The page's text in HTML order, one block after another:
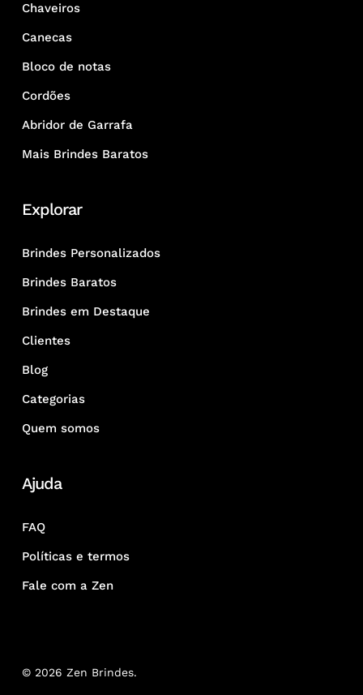
Chaveiros
Canecas
Bloco de notas
Cordões
Abridor de Garrafa
Mais Brindes Baratos
Explorar
Brindes Personalizados
Brindes Baratos
Brindes em Destaque
Clientes
Blog
Categorias
Quem somos
Ajuda
FAQ
Políticas e termos
Fale com a Zen
© 2026 Zen Brindes.